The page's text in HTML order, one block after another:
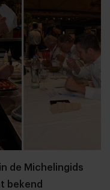
de Michelingids
bekend